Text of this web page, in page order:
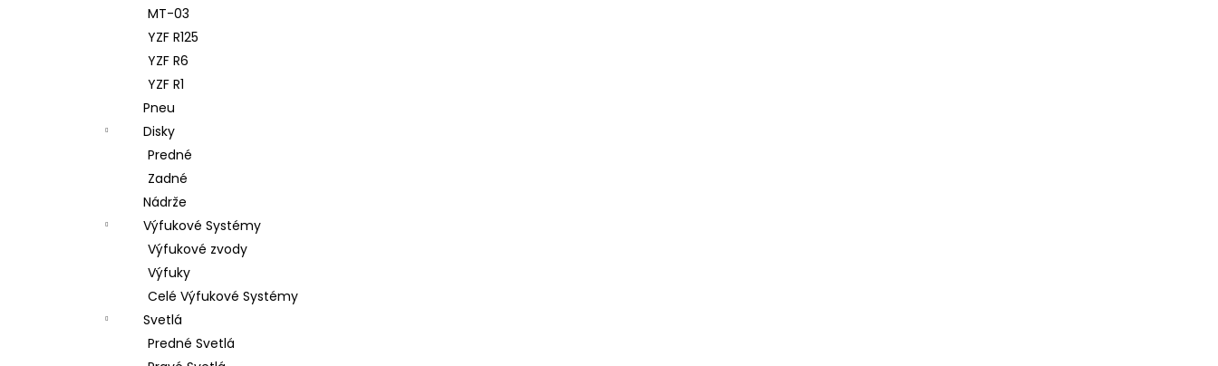
MT-03
YZF R125
YZF R6
YZF R1
Pneu
Disky
Predné
Zadné
Nádrže
Výfukové Systémy
Výfukové zvody
Výfuky
Celé Výfukové Systémy
Svetlá
Predné Svetlá